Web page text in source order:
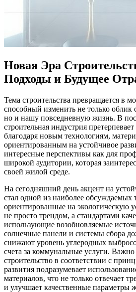
Новая Эра
Подходы и Будущее
Тема строительства превращается в
способный изменить не только облик
но и нашу повседневную жизнь. В
строительная индустрия
благодаря новым технологиям,
ориентированным на устойчивое
интересные перспективы как для
широкой аудитории, которая
своей жилой среде.
На сегодняшний день акцент на
стал одной из наиболее обсуждаемых
ориентированные на экологическую
не просто трендом, а стандартами
использующие возобновляемые
солнечные панели и системы сбора
снижают уровень углеродных
счета за коммунальные услуги. Важно
строительство в соответствии с
развития подразумевает
материалов, что не только отвечает
и улучшает качественные параметры